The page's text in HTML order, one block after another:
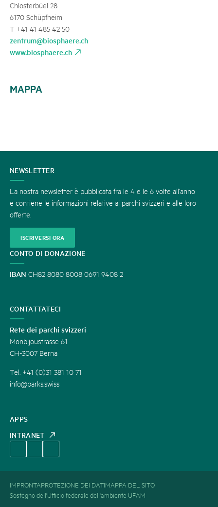
Chlosterbüel 28
6170 Schüpfheim
T +41 41 485 42 50
zentrum@biosphaere.ch
www.biosphaere.ch
MAPPA
CONTATTATECI
APPS
INTRANET
NEWSLETTER
La nostra newsletter è pubblicata fra le 4 e le 6 volte all’anno
e contiene le informazioni relative ai parchi svizzeri e alle loro
offerte.
ISCRIVERSI ORA
CONTO DI DONAZIONE
IBAN CH82 8080 8008 0691 9408 2
CONTATTATECI
Rete dei parchi svizzeri
Monbijoustrasse 61
CH-3007 Berna
Tel. +41 (0)31 381 10 71
info@parks.swiss
IMPRONTAPROTEZIONE DEI DATIMAPPA DEL SITO
Sostegno dell'Ufficio federale dell'ambiente UFAM